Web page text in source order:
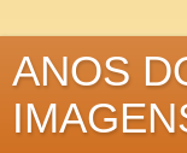
ANOS